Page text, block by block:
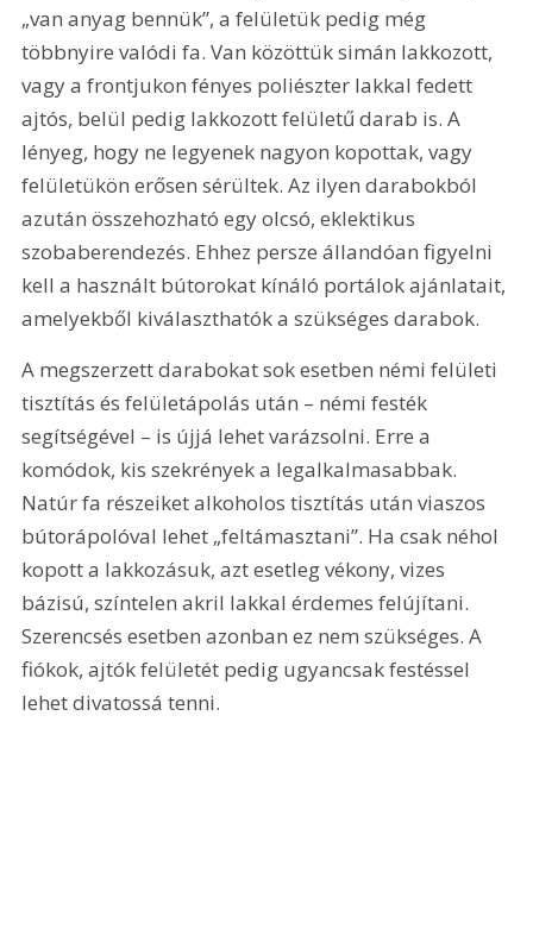
„van anyag bennük”, a felületük pedig még
többnyire valódi fa. Van közöttük simán lakkozott,
vagy a frontjukon fényes poliészter lakkal fedett
ajtós, belül pedig lakkozott felületű darab is. A
lényeg, hogy ne legyenek nagyon kopottak, vagy
felületükön erősen sérültek. Az ilyen darabokból
azután összehozható egy olcsó, eklektikus
szobaberendezés. Ehhez persze állandóan figyelni
kell a használt bútorokat kínáló portálok ajánlatait,
amelyekből kiválaszthatók a szükséges darabok.
A megszerzett darabokat sok esetben némi felületi
tisztítás és felületápolás után – némi festék
segítségével – is újjá lehet varázsolni. Erre a
komódok, kis szekrények a legalkalmasabbak.
Natúr fa részeiket alkoholos tisztítás után viaszos
bútorápolóval lehet „feltámasztani”. Ha csak néhol
kopott a lakkozásuk, azt esetleg vékony, vizes
bázisú, színtelen akril lakkal érdemes felújítani.
Szerencsés esetben azonban ez nem szükséges. A
fiókok, ajtók felületét pedig ugyancsak festéssel
lehet divatossá tenni.